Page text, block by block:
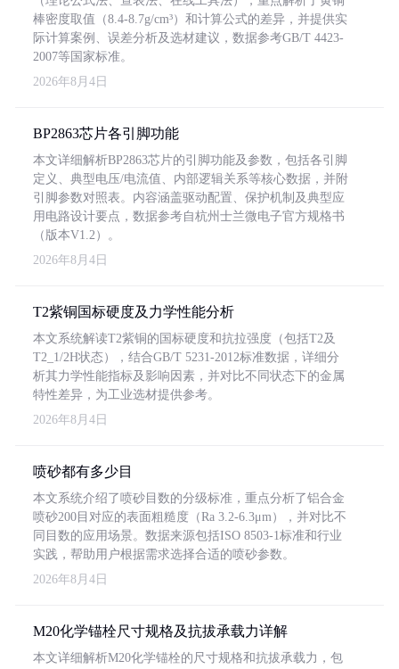
棒密度取值（8.4-8.7g/cm³）和计算公式的差异，并提供实
际计算案例、误差分析及选材建议，数据参考GB/T 4423-
2007等国家标准。
2026年8月4日
BP2863芯片各引脚功能
本文详细解析BP2863芯片的引脚功能及参数，包括各引脚
定义、典型电压/电流值、内部逻辑关系等核心数据，并附
引脚参数对照表。内容涵盖驱动配置、保护机制及典型应
用电路设计要点，数据参考自杭州士兰微电子官方规格书
（版本V1.2）。
2026年8月4日
T2紫铜国标硬度及力学性能分析
本文系统解读T2紫铜的国标硬度和抗拉强度（包括T2及
T2_1/2H状态），结合GB/T 5231-2012标准数据，详细分
析其力学性能指标及影响因素，并对比不同状态下的金属
特性差异，为工业选材提供参考。
2026年8月4日
喷砂都有多少目
本文系统介绍了喷砂目数的分级标准，重点分析了铝合金
喷砂200目对应的表面粗糙度（Ra 3.2-6.3μm），并对比不
同目数的应用场景。数据来源包括ISO 8503-1标准和行业
实践，帮助用户根据需求选择合适的喷砂参数。
2026年8月4日
M20化学锚栓尺寸规格及抗拔承载力详解
本文详细解析M20化学锚栓的尺寸规格和抗拔承载力，包